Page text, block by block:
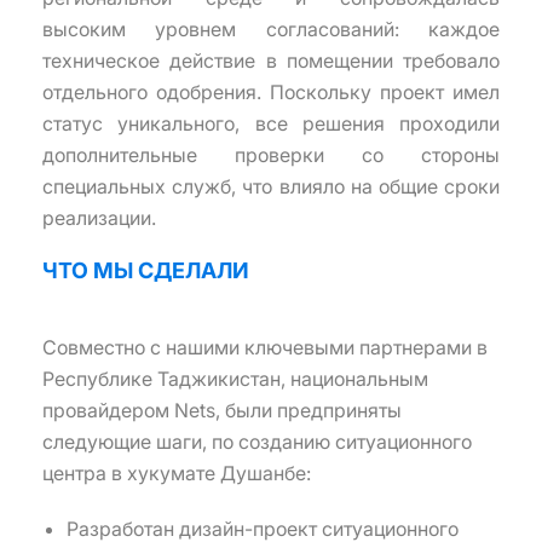
высоким уровнем согласований: каждое
техническое действие в помещении требовало
отдельного одобрения. Поскольку проект имел
статус уникального, все решения проходили
дополнительные проверки со стороны
специальных служб, что влияло на общие сроки
реализации.
ЧТО МЫ СДЕЛАЛИ
Совместно с нашими ключевыми партнерами в
Республике Таджикистан, национальным
провайдером Nets, были предприняты
следующие шаги, по созданию ситуационного
центра в хукумате Душанбе:
Разработан дизайн-проект ситуационного